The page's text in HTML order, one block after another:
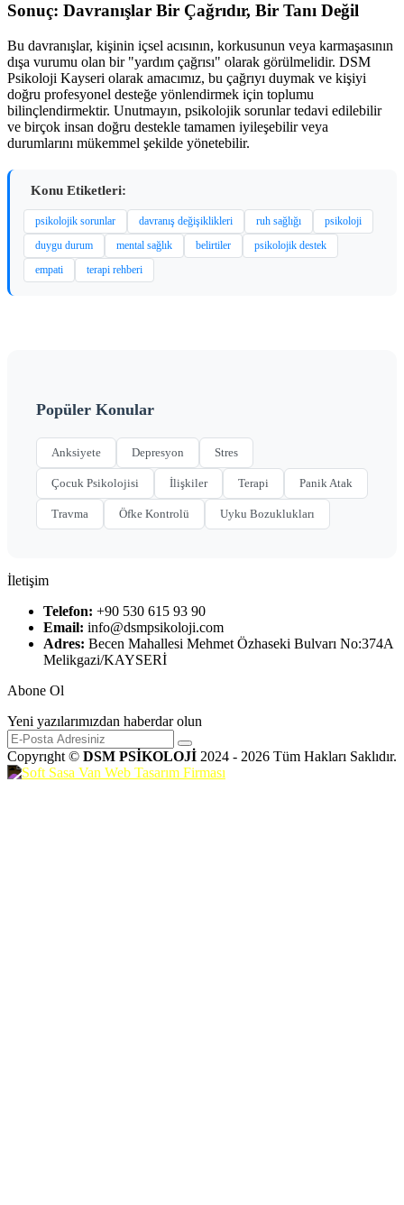
Sonuç: Davranışlar Bir Çağrıdır, Bir Tanı Değil
Bu davranışlar, kişinin içsel acısının, korkusunun veya karmaşasının
dışa vurumu olan bir "yardım çağrısı" olarak görülmelidir. DSM
Psikoloji Kayseri olarak amacımız, bu çağrıyı duymak ve kişiyi
doğru profesyonel desteğe yönlendirmek için toplumu
bilinçlendirmektir. Unutmayın, psikolojik sorunlar tedavi edilebilir
ve birçok insan doğru destekle tamamen iyileşebilir veya
durumlarını mükemmel şekilde yönetebilir.
Konu Etiketleri:
psikolojik sorunlar davranış değişiklikleri ruh sağlığı
psikoloji
duygu durum
mental sağlık belirtiler
psikolojik destek
empati
terapi rehberi
Popüler Konular
Anksiyete Depresyon Stres
Çocuk Psikolojisi İlişkiler Terapi Panik Atak
Travma Öfke Kontrolü Uyku Bozuklukları
İletişim
Telefon: +90 530 615 93 90
Email: info@dsmpsikoloji.com
Adres: Becen Mahallesi Mehmet Özhaseki Bulvarı No:374A
Melikgazi/KAYSERİ
Abone Ol
Yeni yazılarımızdan haberdar olun
Copyrıght © DSM PSİKOLOJİ 2024 - 2026 Tüm Hakları Saklıdır.